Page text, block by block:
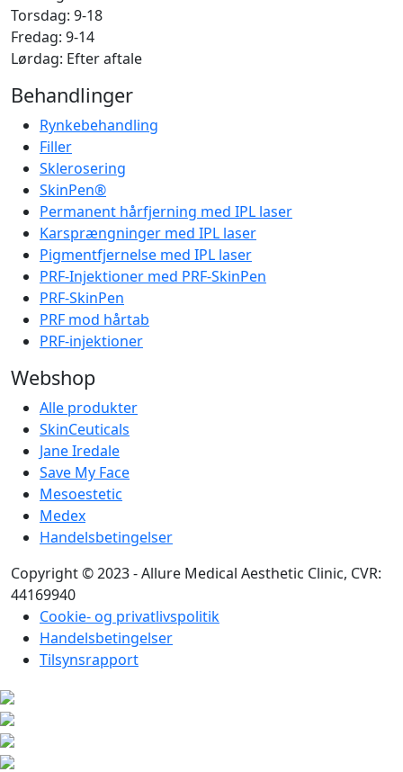
Torsdag: 9-18
Fredag: 9-14
Lørdag: Efter aftale
Behandlinger
Rynkebehandling
Filler
Sklerosering
SkinPen®
Permanent hårfjerning med IPL laser
Karsprængninger med IPL laser
Pigmentfjernelse med IPL laser
PRF-Injektioner med PRF-SkinPen
PRF-SkinPen
PRF mod hårtab
PRF-injektioner
Webshop
Alle produkter
SkinCeuticals
Jane Iredale
Save My Face
Mesoestetic
Medex
Handelsbetingelser
Copyright © 2023 - Allure Medical Aesthetic Clinic, CVR:
44169940
Cookie- og privatlivspolitik
Handelsbetingelser
Tilsynsrapport